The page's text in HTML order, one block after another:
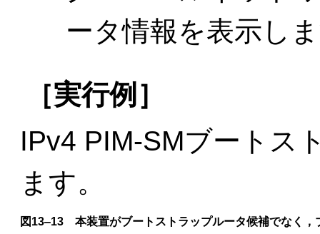
ータ情報を表示し
［実行例］
IPv4 PIM-SMブートス
ます。
図13‒13 本装置がブートストラップルータ候補でなく